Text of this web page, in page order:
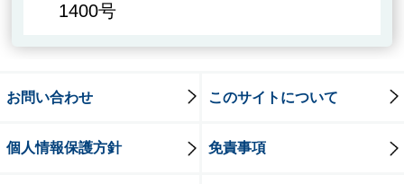
1400号
お問い合わせ このサイトについて
個人情報保護方針 免責事項